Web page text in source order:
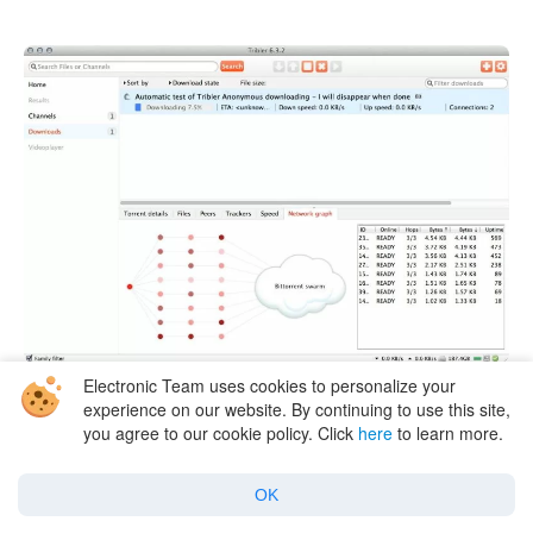
Un grande vantaggio di Tribler è la capacità di
Electronic Team uses cookies to personalize your
experience on our website. By continuing to use this site,
you agree to our cookie policy. Click here to learn more.
OK